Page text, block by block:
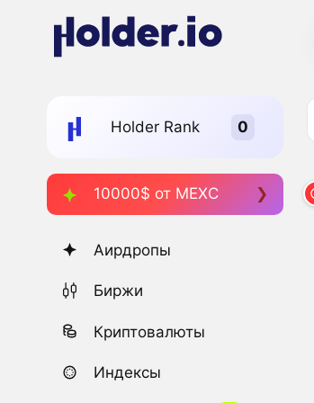
Holder Rank
10000$ от MEXC
Аирдропы
Биржи
Криптовалюты
Индексы